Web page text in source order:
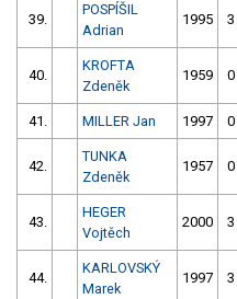
39.
POSPÍŠIL
Adrian
1995 3
40.
KROFTA
Zdeněk
1959 0
41. MILLER Jan 1997 0
42.
TUNKA
Zdeněk
1957 0
43.
HEGER
Vojtěch
2000 3
44.
KARLOVSKÝ
Marek
1997 3